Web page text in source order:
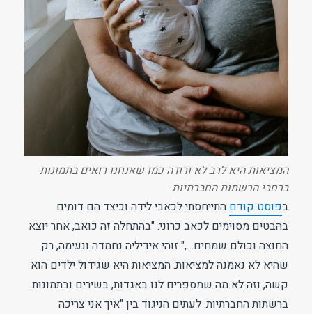
המציאות היא לרב לא ורודה כמו שאנחנו רואים בתמונות
ברחבי הרשתות החברתיות
בפוסט קודם התייחסתי לכאבי לידה וכיצד הם דומים
בהבטים מסוימים לכאב כרוני. "בהתחלה זה כואב, אחר יוצא
החוצה וכולם שמחים…," זוהי אידיליה נחמדה ונעימה, רק
שהיא לא נאמנה למציאות. המציאות היא שגידול ילדים הוא
קשה, וזה לא מה שמספרים לנו באגדות, בשירים ובתמונות
ברשתות החברתיות. לעתים הניגוד בין "איך אני צריכה